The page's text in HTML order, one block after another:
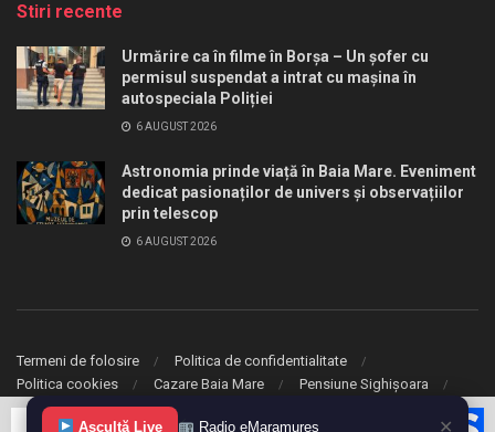
Stiri recente
Urmărire ca în filme în Borșa – Un șofer cu
permisul suspendat a intrat cu mașina în
autospeciala Poliției
6 AUGUST 2026
Astronomia prinde viață în Baia Mare. Eveniment
dedicat pasionaților de univers și observațiilor
prin telescop
6 AUGUST 2026
Termeni de folosire
Politica de confidentialitate
Politica cookies
Cazare Baia Mare Pensiune Sighișoara
© 2020 eMaramures. Toate drepturile rezervate.
Ascultă Live Radio eMaramureș ✕